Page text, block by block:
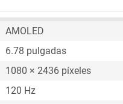
AMOLED
6.78 pulgadas
1080 × 2436 píxeles
120 Hz